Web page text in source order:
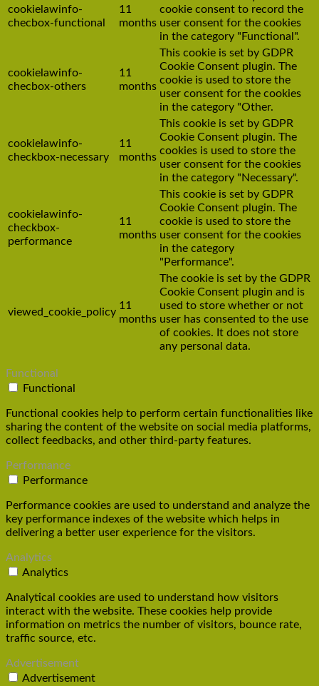
cookielawinfo-
checbox-functional
11
months
cookie consent to record the
user consent for the cookies
in the category "Functional".
cookielawinfo-
checbox-others
11
months
This cookie is set by GDPR
Cookie Consent plugin. The
cookie is used to store the
user consent for the cookies
in the category "Other.
cookielawinfo-
checkbox-necessary
11
months
This cookie is set by GDPR
Cookie Consent plugin. The
cookies is used to store the
user consent for the cookies
in the category "Necessary".
cookielawinfo-
checkbox-
performance
11
months
This cookie is set by GDPR
Cookie Consent plugin. The
cookie is used to store the
user consent for the cookies
in the category
"Performance".
viewed_cookie_policy
11
months
The cookie is set by the GDPR
Cookie Consent plugin and is
used to store whether or not
user has consented to the use
of cookies. It does not store
any personal data.
Functional
Functional
Functional cookies help to perform certain functionalities like
sharing the content of the website on social media platforms,
collect feedbacks, and other third-party features.
Performance
Performance
Performance cookies are used to understand and analyze the
key performance indexes of the website which helps in
delivering a better user experience for the visitors.
Analytics
Analytics
Analytical cookies are used to understand how visitors
interact with the website. These cookies help provide
information on metrics the number of visitors, bounce rate,
traffic source, etc.
Advertisement
Advertisement